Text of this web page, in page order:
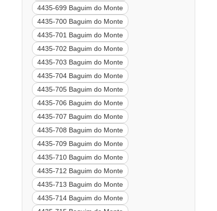
4435-699 Baguim do Monte
4435-700 Baguim do Monte
4435-701 Baguim do Monte
4435-702 Baguim do Monte
4435-703 Baguim do Monte
4435-704 Baguim do Monte
4435-705 Baguim do Monte
4435-706 Baguim do Monte
4435-707 Baguim do Monte
4435-708 Baguim do Monte
4435-709 Baguim do Monte
4435-710 Baguim do Monte
4435-712 Baguim do Monte
4435-713 Baguim do Monte
4435-714 Baguim do Monte